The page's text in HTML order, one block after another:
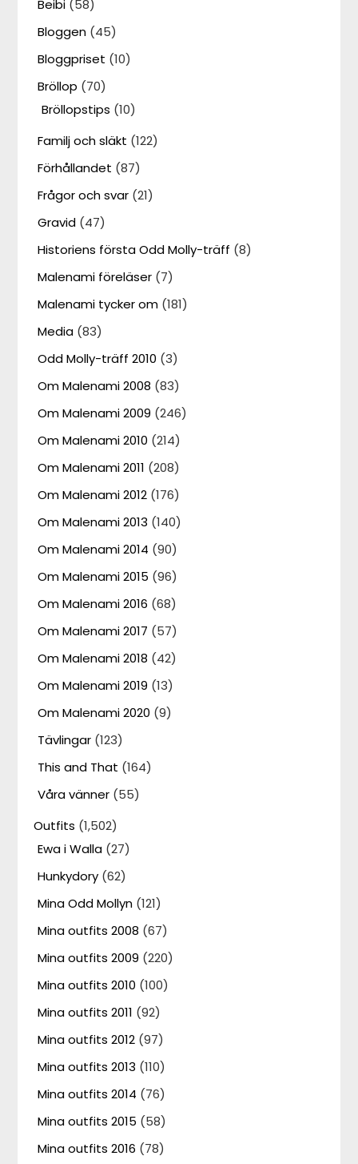
Beibi (58)
Bloggen (45)
Bloggpriset (10)
Bröllop (70)
Bröllopstips (10)
Familj och släkt (122)
Förhållandet (87)
Frågor och svar (21)
Gravid (47)
Historiens första Odd Molly-träff (8)
Malenami föreläser (7)
Malenami tycker om (181)
Media (83)
Odd Molly-träff 2010 (3)
Om Malenami 2008 (83)
Om Malenami 2009 (246)
Om Malenami 2010 (214)
Om Malenami 2011 (208)
Om Malenami 2012 (176)
Om Malenami 2013 (140)
Om Malenami 2014 (90)
Om Malenami 2015 (96)
Om Malenami 2016 (68)
Om Malenami 2017 (57)
Om Malenami 2018 (42)
Om Malenami 2019 (13)
Om Malenami 2020 (9)
Tävlingar (123)
This and That (164)
Våra vänner (55)
Outfits (1,502)
Ewa i Walla (27)
Hunkydory (62)
Mina Odd Mollyn (121)
Mina outfits 2008 (67)
Mina outfits 2009 (220)
Mina outfits 2010 (100)
Mina outfits 2011 (92)
Mina outfits 2012 (97)
Mina outfits 2013 (110)
Mina outfits 2014 (76)
Mina outfits 2015 (58)
Mina outfits 2016 (78)